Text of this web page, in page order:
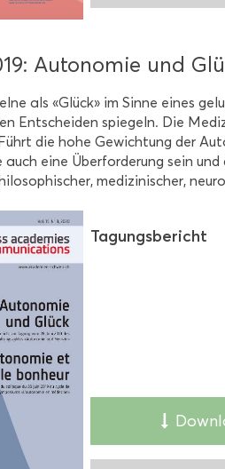
Au­to­no­mie und
als «Glück» im Sinne eines
Ent­schei­den spie­geln. Die
die hohe Ge­wich­tung der
eine Über­for­de­rung sein
me­di­zi­ni­scher,
Ta­gungs­be­richt